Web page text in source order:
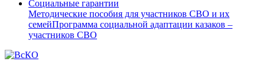
Социальные гарантии
Методические пособия для участников СВО и их
семейПрограмма социальной адаптации казаков –
участников СВО